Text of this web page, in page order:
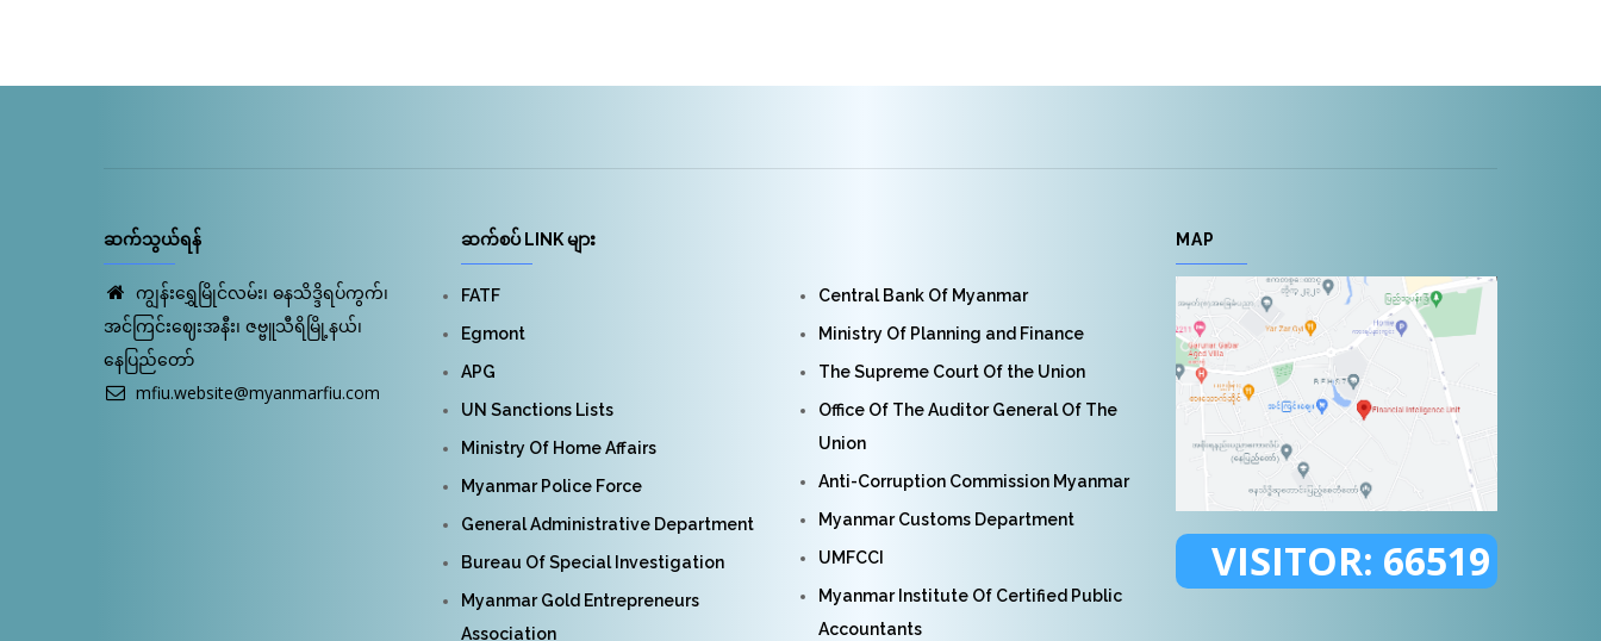
ဆက်သွယ်ရန်
ကျွန်းရွှေမြိုင်လမ်း၊ ဓနသိဒ္ဒိရပ်ကွက်၊
အင်ကြင်းဈေးအနီး၊ ဇဗ္ဗူသီရိမြို့နယ်၊
နေပြည်တော်
mfiu.website@myanmarfiu.com
ဆက်စပ် LINK များ
FATF
Egmont
APG
UN Sanctions Lists
Ministry Of Home Affairs
Myanmar Police Force
General Administrative Department
Bureau Of Special Investigation
Myanmar Gold Entrepreneurs
Association
Central Bank Of Myanmar
Ministry Of Planning and Finance
The Supreme Court Of the Union
Office Of The Auditor General Of The
Union
Anti-Corruption Commission Myanmar
Myanmar Customs Department
UMFCCI
Myanmar Institute Of Certified Public
Accountants
MAP
VISITOR: 66519